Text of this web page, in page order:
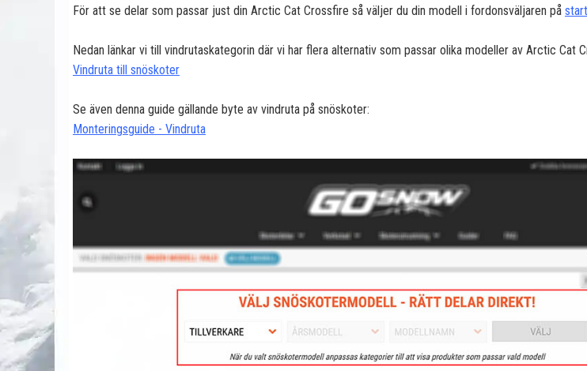
För att se delar som passar just din Arctic Cat Crossfire så väljer du din modell i fordonsväljaren på
Nedan länkar vi till vindrutaskategorin där vi har flera alternativ som passar olika modeller av Arctic Cat
Vindruta till snöskoter
Se även denna guide gällande byte av vindruta på snöskoter:
Monteringsguide - Vindruta